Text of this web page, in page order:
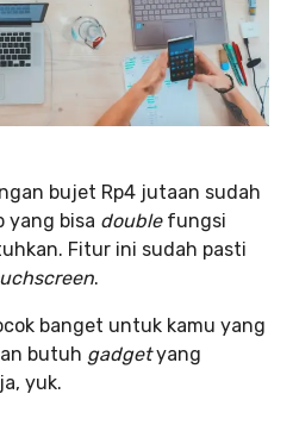
bujet Rp4 jutaan sudah
yang bisa doublefungsi
Fitur ini sudah pasti
.
banget untuk kamu yang
butuh gadgetyang
yuk.